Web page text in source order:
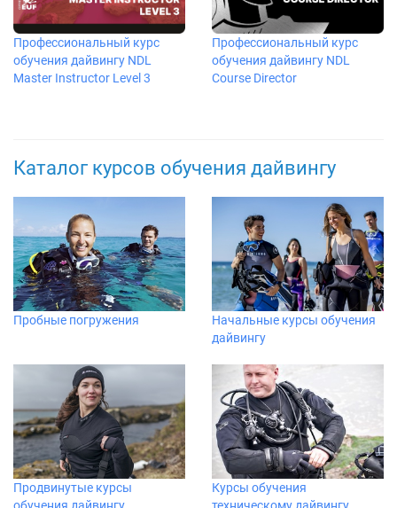
Профессиональный курс
обучения дайвингу NDL
Master Instructor Level 3
Профессиональный курс
обучения дайвингу NDL
Course Director
Каталог курсов обучения дайвингу
Пробные погружения
Начальные курсы обучения
дайвингу
Продвинутые курсы
Курсы обучения